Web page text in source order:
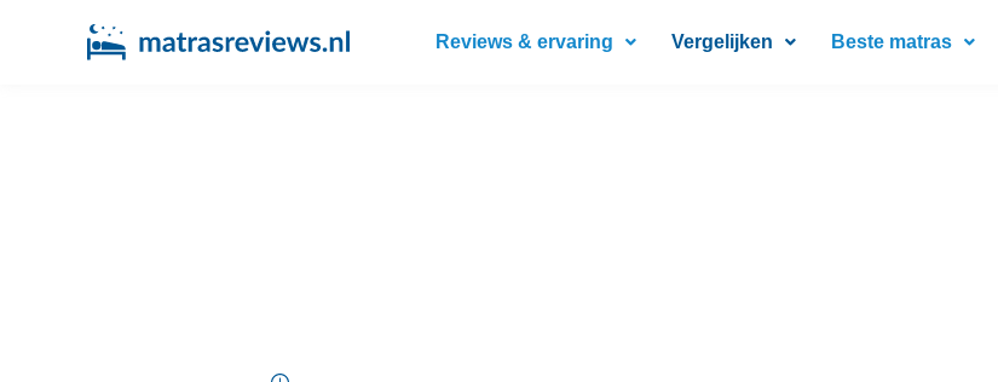
Reviews & ervaring Vergelijken Beste matras